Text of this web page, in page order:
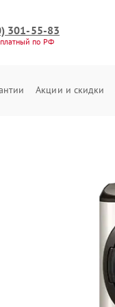
301-55-83
по РФ
Акции и скидки